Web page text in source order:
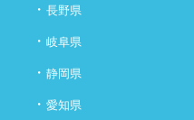
・ 長野県
・ 岐阜県
・ 静岡県
・ 愛知県